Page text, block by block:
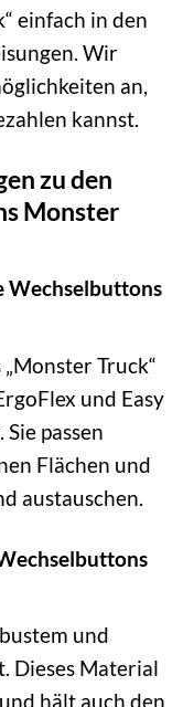
einfach in den
Wir
an,
kannst.
zu den
Monster
Wechselbuttons
Truck“
und Easy
passen
Flächen und
austauschen.
und
Dieses Material
hält auch den